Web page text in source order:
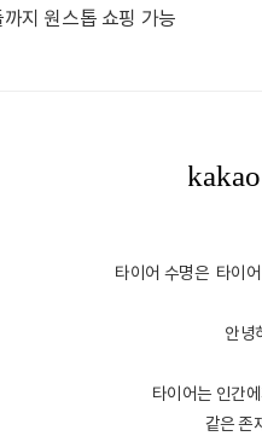
지 원스톱 쇼핑 가능
타이어 수명은 타이
안녕
타이어는 인간
같은 존